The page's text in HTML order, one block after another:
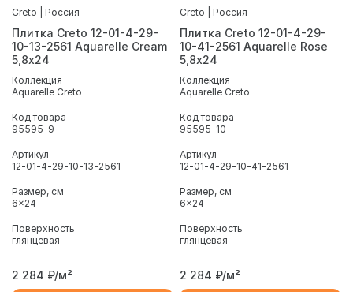
Creto | Россия
Плитка Creto 12-01-4-29-
10-13-2561 Aquarelle Cream
5,8х24
Коллекция
Aquarelle Creto
Код товара
95595-9
Артикул
12-01-4-29-10-13-2561
Размер, см
6x24
Поверхность
глянцевая
2 284 ₽/м²
Creto | Россия
Плитка Creto 12-01-4-29-
10-41-2561 Aquarelle Rose
5,8х24
Коллекция
Aquarelle Creto
Код товара
95595-10
Артикул
12-01-4-29-10-41-2561
Размер, см
6x24
Поверхность
глянцевая
2 284 ₽/м²